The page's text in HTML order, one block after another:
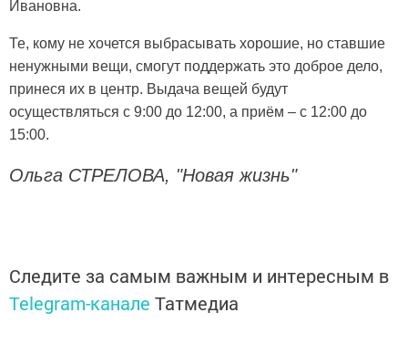
Ивановна.
Те, кому не хочется выбрасывать хорошие, но ставшие
ненужными вещи, смогут поддержать это доброе дело,
принеся их в центр. Выдача вещей будут
осуществляться с 9:00 до 12:00, а приём – с 12:00 до
15:00.
Ольга СТРЕЛОВА, "Новая жизнь"
Следите за самым важным и интересным в
Telegram-канале Татмедиа